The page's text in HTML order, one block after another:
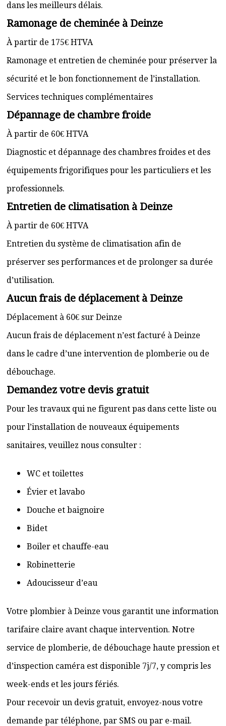
dans les meilleurs délais.
Ramonage de cheminée à Deinze
À partir de 175€ HTVA
Ramonage et entretien de cheminée pour préserver la
sécurité et le bon fonctionnement de l’installation.
Services techniques complémentaires
Dépannage de chambre froide
À partir de 60€ HTVA
Diagnostic et dépannage des chambres froides et des
équipements frigorifiques pour les particuliers et les
professionnels.
Entretien de climatisation à Deinze
À partir de 60€ HTVA
Entretien du système de climatisation afin de
préserver ses performances et de prolonger sa durée
d’utilisation.
Aucun frais de déplacement à Deinze
Déplacement à 60€ sur Deinze
Aucun frais de déplacement n’est facturé à Deinze
dans le cadre d’une intervention de plomberie ou de
débouchage.
Demandez votre devis gratuit
Pour les travaux qui ne figurent pas dans cette liste ou
pour l’installation de nouveaux équipements
sanitaires, veuillez nous consulter :
WC et toilettes
Évier et lavabo
Douche et baignoire
Bidet
Boiler et chauffe-eau
Robinetterie
Adoucisseur d’eau
Votre plombier à Deinze vous garantit une information
tarifaire claire avant chaque intervention. Notre
service de plomberie, de débouchage haute pression et
d’inspection caméra est disponible 7j/7, y compris les
week-ends et les jours fériés.
Pour recevoir un devis gratuit, envoyez-nous votre
demande par téléphone, par SMS ou par e-mail.